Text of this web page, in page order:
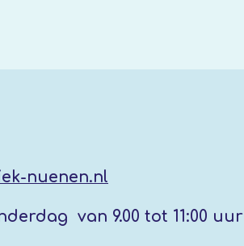
nuenen.nl
van 9.00 tot 11:00 uur